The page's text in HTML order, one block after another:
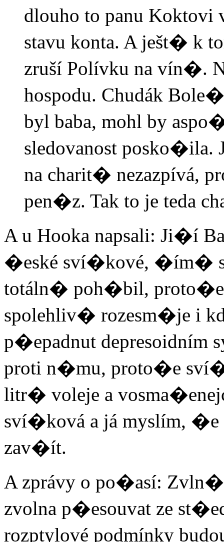
dlouho to panu
stavu konta. A ješt� k
zruší Polívku na vín�.
hospodu. Chudák
byl baba, mohl by
sledovanost posko�ila.
na charit� nezazpívá,
pen�z. Tak to je teda
A u Hooka napsali: Ji�í
�eské sví�kové, �ím�
totáln� poh�bil, proto�e
spolehliv� rozesm�je i
p�epadnut depresoidním
proti n�mu, proto�e
litr� voleje a
sví�ková a já myslím,
zav�ít.
A zprávy o po�así:
zvolna p�esouvat ze
rozptylové podmínky